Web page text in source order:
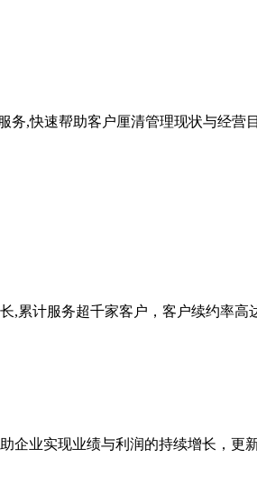
务,快速帮助客户厘清管理现状与经
,累计服务超千家客户，客户续约率
企业实现业绩与利润的持续增长，更